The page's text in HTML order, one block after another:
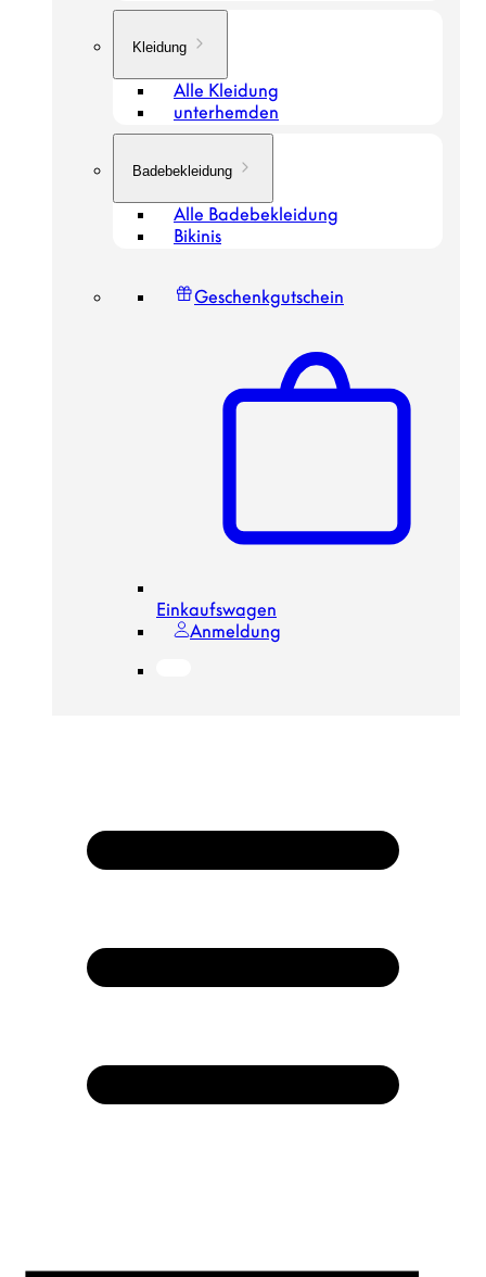
Kleidung
Alle Kleidung
unterhemden
Badebekleidung
Alle Badebekleidung
Bikinis
Geschenkgutschein
Einkaufswagen
Anmeldung